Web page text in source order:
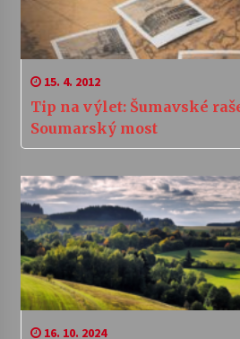
15. 4. 2012
Tip na výlet: Šumavské
Soumarský most
16. 10. 2024